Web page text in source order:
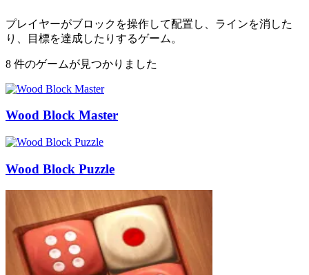
プレイヤーがブロックを操作して配置し、ラインを消した
り、目標を達成したりするゲーム。
8 件のゲームが見つかりました
Wood Block Master
Wood Block Puzzle